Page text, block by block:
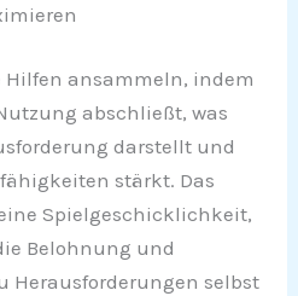
ansammeln, indem
abschließt, was
darstellt und
stärkt. Das
Spielgeschicklichkeit,
Belohnung und
Herausforderungen selbst